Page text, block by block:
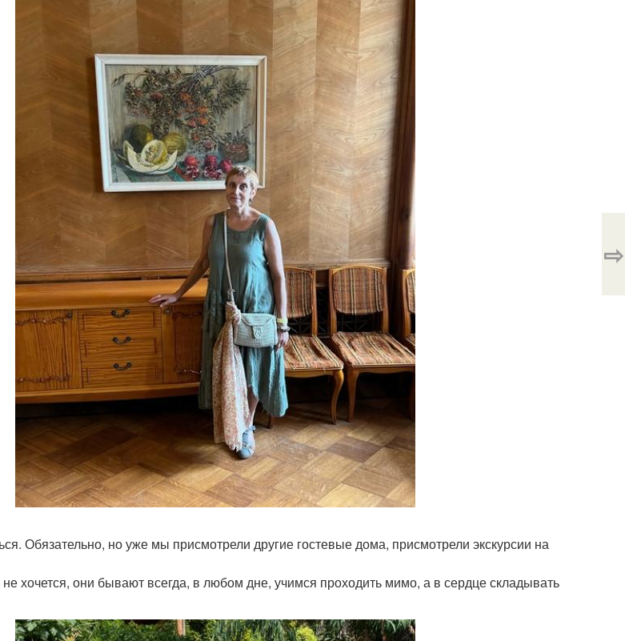
Обязательно, но уже мы присмотрели другие гостевые дома, присмотрели экскурсии на
хочется, они бывают всегда, в любом дне, учимся проходить мимо, а в сердце складывать
⇨